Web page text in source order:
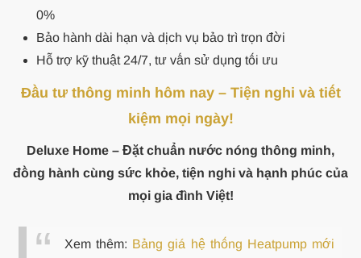
0%
Bảo hành dài hạn và dịch vụ bảo trì trọn đời
Hỗ trợ kỹ thuật 24/7, tư vấn sử dụng tối ưu
Đầu tư thông minh hôm nay – Tiện nghi và tiết
kiệm mọi ngày!
Deluxe Home – Đặt chuẩn nước nóng thông minh,
đồng hành cùng sức khỏe, tiện nghi và hạnh phúc của
mọi gia đình Việt!
Xem thêm: Bảng giá hệ thống Heatpump mới